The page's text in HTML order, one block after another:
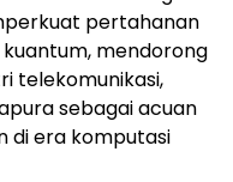
pertahanan
mendorong
telekomunikasi,
sebagai acuan
di era komputasi